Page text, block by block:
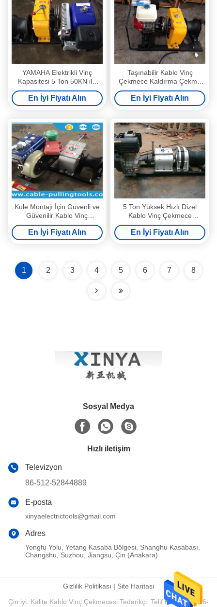
YAMAHA Elektrikli Vinç
Kapasitesi 5 Ton 50KN ile
Taşınabilir Kaldırma Çekme
Makinesi
En İyi Fiyatı Alın
Taşınabilir Kablo Vinç
Çekmece Kaldırma Çekme
Makinesi Elektrikli Vincin
Kapasitesi 5 Ton 50KN
En İyi Fiyatı Alın
Kule Montajı İçin Güvenli ve
Güvenilir Kablo Vinç
Çektirmesi, 3T Dizel Güç
Vinç
En İyi Fiyatı Alın
5 Ton Yüksek Hızlı Dizel
Kablo Vinç Çekmece
Kaldırma Vinçi, Hızlı Motor
Elektrikli Vinçli Şaftlı Sürüş
En İyi Fiyatı Alın
1 2 3 4 5 6 7 8
Sosyal Medya
Hızlı iletişim
Televizyon
86-512-52844889
E-posta
xinyaelectrictools@gmail.com
Adres
Yongfu Yolu, Yetang Kasaba Bölgesi, Shanghu Kasabası,
Changshu, Suzhou, Jiangsu, Çin (Anakara)
Gizlilik Politikası | Site Haritası
Çin iyi. Kalite Kablo Vinç Çekmecesi Tedarikçi. Telif Hakkı © 2016-